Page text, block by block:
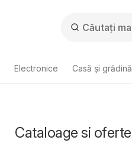
Electronice Casă și grădină
Cataloage si